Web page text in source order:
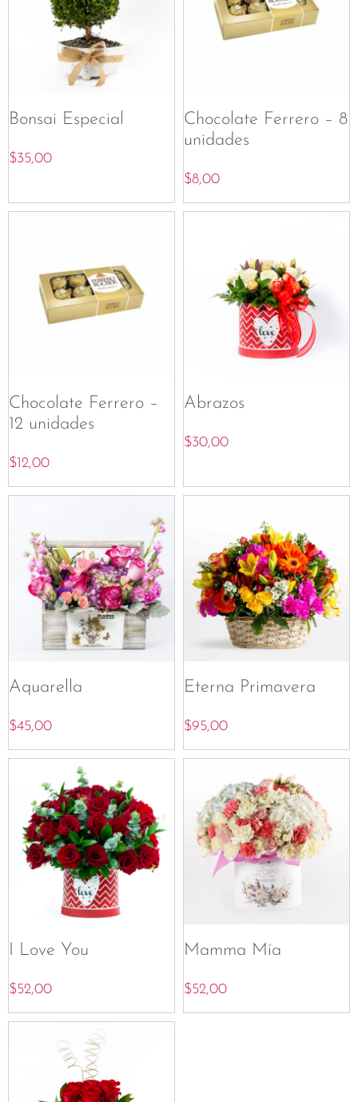
Bonsai Especial
$35,00
Chocolate Ferrero – 8
unidades
$8,00
Chocolate Ferrero –
12 unidades
$12,00
Abrazos
$30,00
Aquarella
$45,00
Eterna Primavera
$95,00
I Love You
$52,00
Mamma Mía
$52,00